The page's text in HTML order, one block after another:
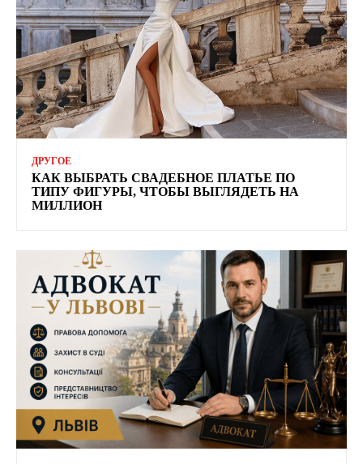
ДРУГОЕ
КАК ВЫБРАТЬ СВАДЕБНОЕ ПЛАТЬЕ ПО
ТИПУ ФИГУРЫ, ЧТОБЫ ВЫГЛЯДЕТЬ НА
МИЛЛИОН